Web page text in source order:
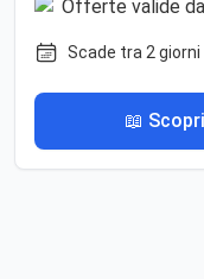
Scade tra 2 giorni
📖